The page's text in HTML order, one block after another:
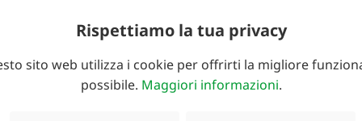
Rispettiamo la tua privacy
sito web utilizza i cookie per offrirti la migliore
possibile. Maggiori informazioni.